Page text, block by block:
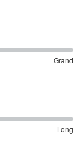
Grand
Long